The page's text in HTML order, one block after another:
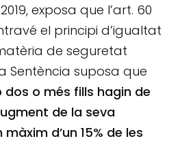
exposa que l’art. 60
el principi d’igualtat
de seguretat
Sentència suposa que
o més fills hagin de
de la seva
d’un 15% de les